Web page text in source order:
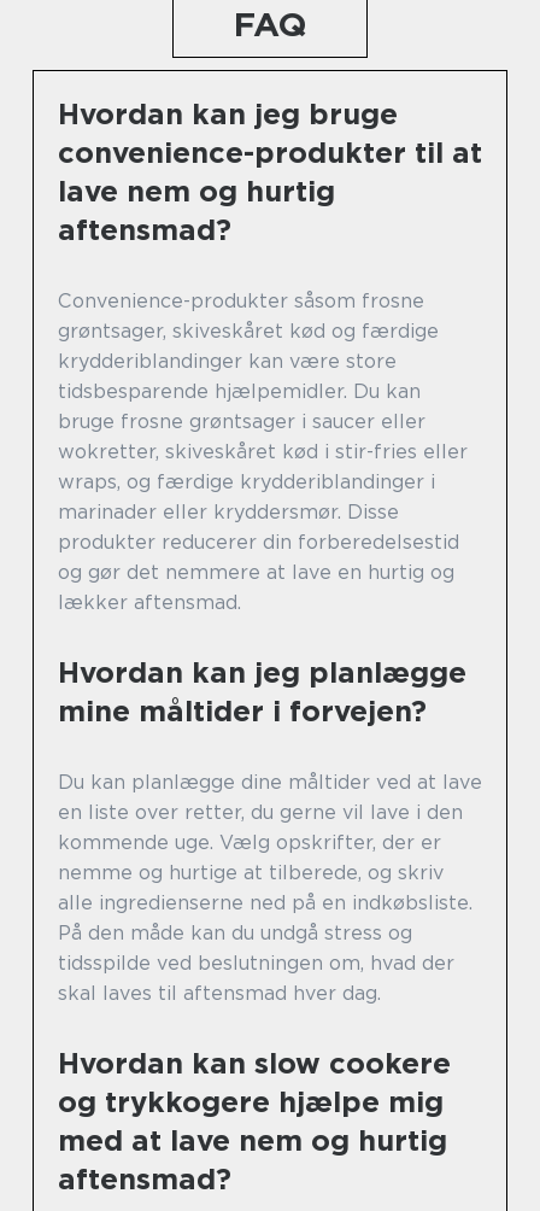
FAQ
Hvordan kan jeg bruge
convenience-produkter til at
lave nem og hurtig
aftensmad?
Convenience-produkter såsom frosne
grøntsager, skiveskåret kød og færdige
krydderiblandinger kan være store
tidsbesparende hjælpemidler. Du kan
bruge frosne grøntsager i saucer eller
wokretter, skiveskåret kød i stir-fries eller
wraps, og færdige krydderiblandinger i
marinader eller kryddersmør. Disse
produkter reducerer din forberedelsestid
og gør det nemmere at lave en hurtig og
lækker aftensmad.
Hvordan kan jeg planlægge
mine måltider i forvejen?
Du kan planlægge dine måltider ved at lave
en liste over retter, du gerne vil lave i den
kommende uge. Vælg opskrifter, der er
nemme og hurtige at tilberede, og skriv
alle ingredienserne ned på en indkøbsliste.
På den måde kan du undgå stress og
tidsspilde ved beslutningen om, hvad der
skal laves til aftensmad hver dag.
Hvordan kan slow cookere
og trykkogere hjælpe mig
med at lave nem og hurtig
aftensmad?